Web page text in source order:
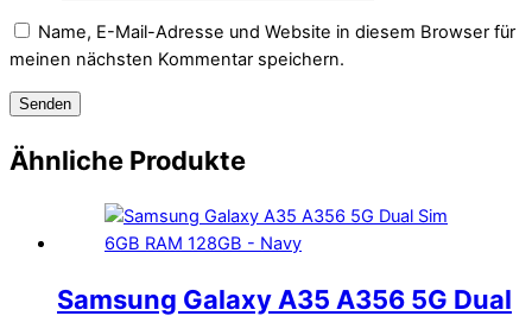
Name, E-Mail-Adresse und Website in diesem Browser für
meinen nächsten Kommentar speichern.
Ähnliche Produkte
Samsung Galaxy A35 A356 5G Dual